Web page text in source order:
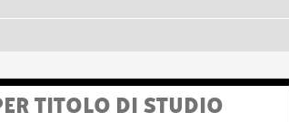
TITOLO DI STUDIO